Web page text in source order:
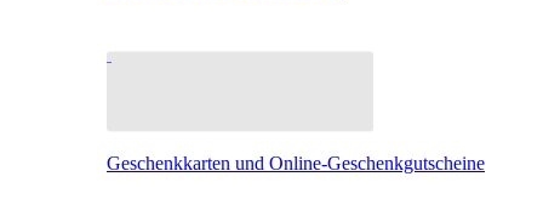
Geschenkkarten und Online-Geschenkgutscheine